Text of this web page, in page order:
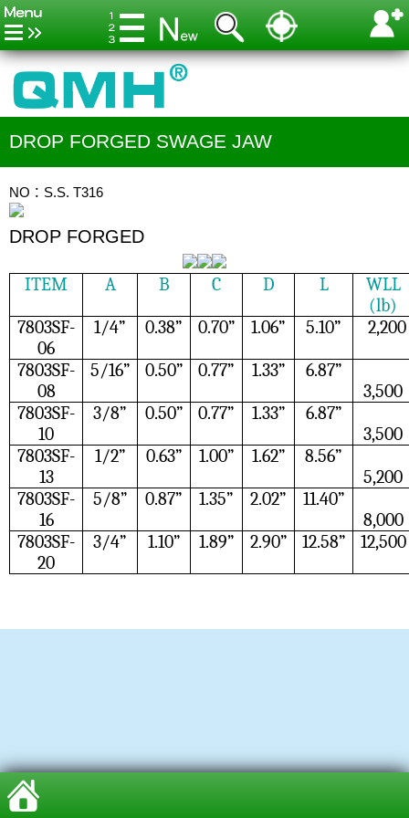
DROP FORGED SWAGE JAW
NO：S.S. T316
DROP FORGED
ITEM A B C D L
WLL
(lb)
7803SF-
06
1/4” 0.38” 0.70” 1.06” 5.10” 2,200
7803SF-
08
5/16” 0.50” 0.77” 1.33”
6.87”
3,500
7803SF-
10
3/8” 0.50” 0.77” 1.33”
6.87”
3,500
7803SF-
13
1/2” 0.63” 1.00” 1.62”
8.56”
5,200
7803SF-
16
5/8” 0.87” 1.35” 2.02”
11.40”
8,000
7803SF-
20
3/4” 1.10” 1.89” 2.90” 12.58” 12,500